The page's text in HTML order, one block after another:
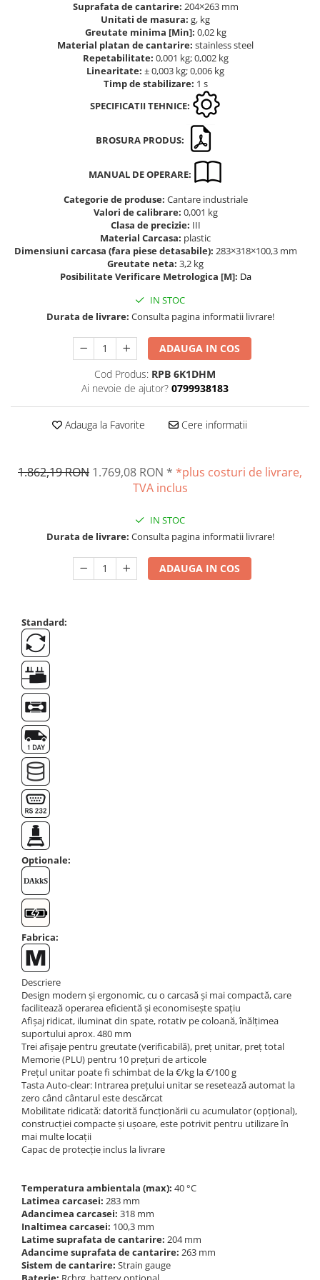
Masurarea intensitatii sunetului
Termometre cu infrarosu
Standuri testare forta
Standuri testare manuala
Standuri testare motorizata
Cap pivotant
Convertor Analog-Digital
Picioare ajustabile
Piese pentru compresiune
Piulite zimtate si hexagonale
Placi etalon
Set suruburi otel
Varf de impact
Adaptor camera microscop
Cleme
Filtru microscop
Filtru Quartz wedge
Huse de protectie
Lichid calibrare
Masa microscop
Obiective microscoape
Oculare microscop
Standuri Stereomicroscoape
Unitate contrast de faza
Unitate fluorescenta
Unitate polarizare
Standard calibrare
Scala aditionala refractometru
Suprafata de cantarire: 204×263 mm
Unitati de masura: g, kg
Greutate minima [Min]: 0,02 kg
Material platan de cantarire: stainless steel
Repetabilitate: 0,001 kg; 0,002 kg
Linearitate: ± 0,003 kg; 0,006 kg
Timp de stabilizare: 1 s
SPECIFICATII TEHNICE:
BROSURA PRODUS:
MANUAL DE OPERARE:
Categorie de produse: Cantare industriale
Valori de calibrare: 0,001 kg
Clasa de precizie: III
Material Carcasa: plastic
Dimensiuni carcasa (fara piese detasabile): 283×318×100,3 mm
Greutate neta: 3,2 kg
Posibilitate Verificare Metrologica [M]: Da
IN STOC
Durata de livrare: Consulta pagina informatii livrare!
ADAUGA IN COS
Cod Produs: RPB 6K1DHM
Ai nevoie de ajutor? 0799938183
Adauga la Favorite Cere informatii
1.862,19 RON 1.769,08 RON * *plus costuri de livrare,
TVA inclus
IN STOC
Durata de livrare: Consulta pagina informatii livrare!
ADAUGA IN COS
Standard:
Optionale:
Fabrica:
Descriere
Design modern și ergonomic, cu o carcasă și mai compactă, care
facilitează operarea eficientă și economisește spațiu
Afișaj ridicat, iluminat din spate, rotativ pe coloană, înălțimea
suportului aprox. 480 mm
Trei afișaje pentru greutate (verificabilă), preț unitar, preț total
Memorie (PLU) pentru 10 prețuri de articole
Prețul unitar poate fi schimbat de la €/kg la €/100 g
Tasta Auto-clear: Intrarea prețului unitar se resetează automat la
zero când cântarul este descărcat
Mobilitate ridicată: datorită funcționării cu acumulator (opțional),
construcției compacte și ușoare, este potrivit pentru utilizare în
mai multe locații
Capac de protecție inclus la livrare
Temperatura ambientala (max): 40 °C
Latimea carcasei: 283 mm
Adancimea carcasei: 318 mm
Inaltimea carcasei: 100,3 mm
Latime suprafata de cantarire: 204 mm
Adancime suprafata de cantarire: 263 mm
Sistem de cantarire: Strain gauge